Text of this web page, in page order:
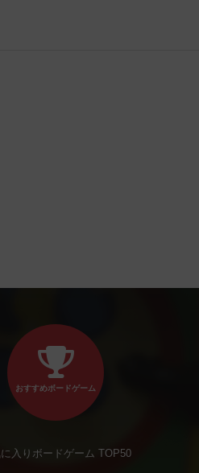
おすすめボードゲーム
入りボードゲーム TOP50